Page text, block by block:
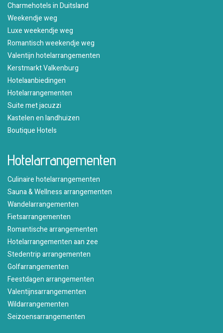
Charmehotels in Duitsland
Weekendje weg
Luxe weekendje weg
Romantisch weekendje weg
Valentijn hotelarrangementen
Kerstmarkt Valkenburg
Hotelaanbiedingen
Hotelarrangementen
Suite met jacuzzi
Kastelen en landhuizen
Boutique Hotels
Hotelarrangementen
Culinaire hotelarrangementen
Sauna & Wellness arrangementen
Wandelarrangementen
Fietsarrangementen
Romantische arrangementen
Hotelarrangementen aan zee
Stedentrip arrangementen
Golfarrangementen
Feestdagen arrangementen
Valentijnsarrangementen
Wildarrangementen
Seizoensarrangementen